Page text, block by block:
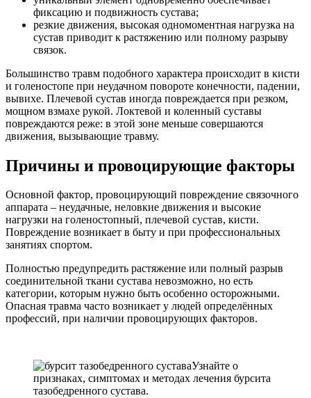
фиксацию и подвижность сустава;
резкие движения, высокая одномоментная нагрузка на
сустав приводит к растяжению или полному разрыву
связок.
Большинство травм подобного характера происходит в кисти
и голеностопе при неудачном повороте конечности, падении,
вывихе. Плечевой сустав иногда повреждается при резком,
мощном взмахе рукой. Локтевой и коленный суставы
повреждаются реже: в этой зоне меньше совершаются
движения, вызывающие травму.
Причины и провоцирующие факторы
Основной фактор, провоцирующий повреждение связочного
аппарата – неудачные, неловкие движения и высокие
нагрузки на голеностопный, плечевой сустав, кисти.
Повреждение возникает в быту и при профессиональных
занятиях спортом.
Полностью предупредить растяжение или полный разрыв
соединительной ткани сустава невозможно, но есть
категории, которым нужно быть особенно осторожными.
Опасная травма часто возникает у людей определённых
профессий, при наличии провоцирующих факторов.
Узнайте о
признаках, симптомах и методах лечения бурсита
тазобедренного сустава.